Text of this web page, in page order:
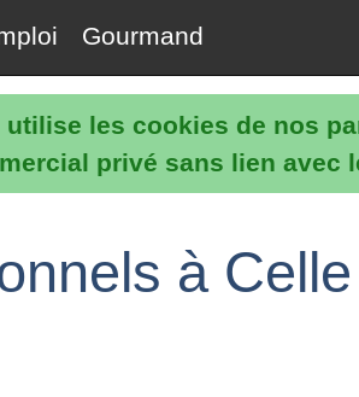
utilise les cookies de nos
privé sans lien avec
Gourmand
à Celle